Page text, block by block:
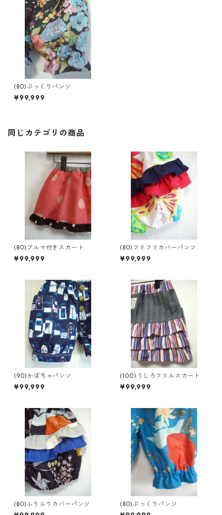
(80)ぷっくりパンツ
¥99,999
同じカテゴリの商品
(80)ブルマ付きスカート
¥99,999
(80)フリフリカバーパンツ
¥99,999
(90)かぼちゃパンツ
¥99,999
(100)うしろフリルスカート
¥99,999
(80)ふりふりカバーパンツ (80)ぷっくりパンツ